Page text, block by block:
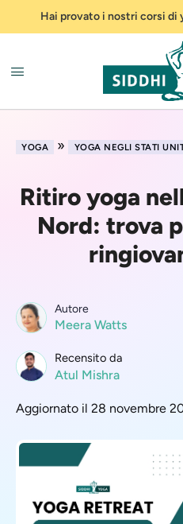
Hai provato i nostri corsi di
YOGA » YOGA NEGLI STATI
Ritiro yoga
Nord: trova
Autore
Meera Watts
Recensito da
Atul Mishra
Aggiornato il 28 novembre